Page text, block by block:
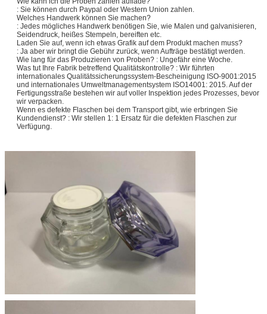
: Sie können durch Paypal oder Western Union zahlen.
Welches Handwerk können Sie machen?
: Jedes mögliches Handwerk benötigen Sie, wie Malen und galvanisieren,
Seidendruck, heißes Stempeln, bereiften etc.
Laden Sie auf, wenn ich etwas Grafik auf dem Produkt machen muss?
: Ja aber wir bringt die Gebühr zurück, wenn Aufträge bestätigt werden.
Wie lang für das Produzieren von Proben? : Ungefähr eine Woche.
Was tut Ihre Fabrik betreffend Qualitätskontrolle? : Wir führten
internationales Qualitätssicherungssystem-Bescheinigung ISO-9001:2015
und internationales Umweltmanagementsystem ISO14001: 2015. Auf der
Fertigungsstraße bestehen wir auf voller Inspektion jedes Prozesses, bevor
wir verpacken.
Wenn es defekte Flaschen bei dem Transport gibt, wie erbringen Sie
Kundendienst? : Wir stellen 1: 1 Ersatz für die defekten Flaschen zur
Verfügung.